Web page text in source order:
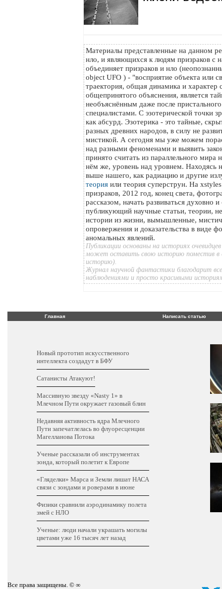
Материалы представленные на данном
нло, и являющихся к людям призраков с
объединяет призраков и нло
object UFO ) - "восприятие объекта или
траектория, общая динамика и характер
общепринятого объяснения, является
необъяснённым даже после
специалистами. С эзотерической точки
как абсурд. Эзотерика - это тайные,
разных древних народов, в силу не
мистикой. А сегодня мы уже можем
над разными феноменами и выявить
принято считать из параллельного мира
нём же, уровень над уровнем. Находясь
выше нашего, как радиацию и другие
теория или теория суперструн. На
призраков, 2012 год, конец света,
рассказом, начать развиваться духовно
публикующий научные статьи, теории,
истории из жизни, вымышленные,
опровержения и доказательства в виде
аномальных явлений.
Публикации основаны на историях
может оставить свою историю поместив в
историю).
Журнал научной фантастики благодарит
наблюдениями и просто красивыми
Главная Написать статью
Новый прототип искусственного
интеллекта создадут в БФУ
Сатанисты Атакуют!
Массивную звезду «Nasty 1» в
Млечном Пути окружает газовый блин
Недавняя активность ядра Млечного
Пути запечатлелась во флуоресценции
Магелланова Потока
Ученые рассказали об инструментах
зонда, который полетит к Европе
«Гляделки» Марса и Земли лишат НАСА
связи с зондами и роверами в июне
Физики сравнили аэродинамику полета
змей с НЛО
Ученые: люди начали украшать могилы
цветами уже 16 тысяч лет назад
Все права защищены. © ∞